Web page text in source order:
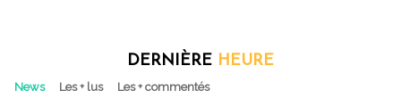
DERNIÈRE HEURE
News Les + lus Les + commentés